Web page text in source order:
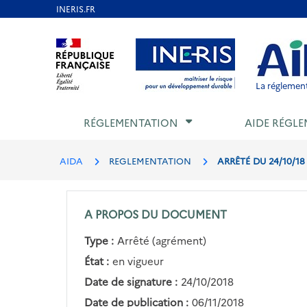
Aller au contenu Aller au menu Aller au
La
RÉGLEMENTATION AIDE
AIDA REGLEMENTATION ARRÊTÉ DU 24/10/
A PROPOS DU DOCUMENT
Type : Arrêté (agrément)
État : en vigueur
Date de signature : 24/10/2018
Date de publication : 06/11/2018